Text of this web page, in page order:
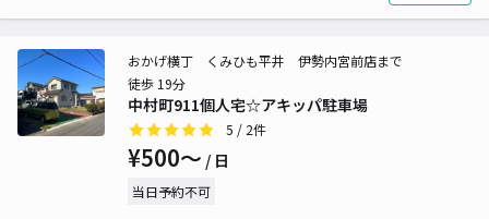
中村町911個人宅☆アキッパ駐車場
おかげ横丁 くみひも平井 伊勢内宮前店まで
徒歩 19分
5 / 2件
¥500〜 / 日
当日予約不可